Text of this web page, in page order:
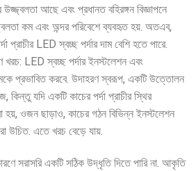
উজ্জ্বলতা আছে এবং প্রধানত বহিরঙ্গন বিজ্ঞাপনে
কম এবং অন্দর পরিবেশে ব্যবহৃত হয়. অতএব,
প্রাচীর LED স্বচ্ছ পর্দার দাম বেশি হতে পারে.
খরচ: LED স্বচ্ছ পর্দার ইনস্টলেশন এবং
প্রভাবিত করবে. উদাহরণ স্বরূপ, একটি উত্তোলন
যদি একটি কাচের পর্দা প্রাচীর স্থির
হয়, ওজন ছাড়াও, কাচের গঠন বিভিন্ন ইনস্টলেশন
উচিত. এতে খরচ বেড়ে যায়.
সরাসরি একটি সঠিক উদ্ধৃতি দিতে পারি না. আকৃতি